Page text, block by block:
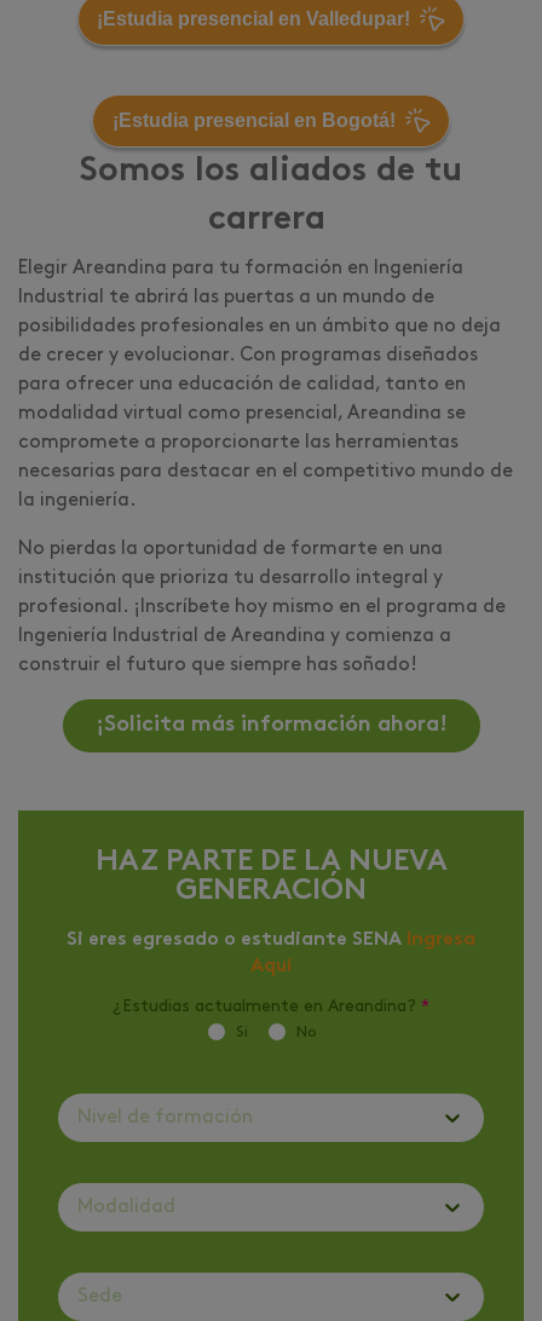
¡Estudia presencial en Valledupar!
¡Estudia presencial en Bogotá!
Somos los aliados de tu
carrera
Elegir Areandina para tu formación en Ingeniería
Industrial te abrirá las puertas a un mundo de
posibilidades profesionales en un ámbito que no deja
de crecer y evolucionar. Con programas diseñados
para ofrecer una educación de calidad, tanto en
modalidad virtual como presencial, Areandina se
compromete a proporcionarte las herramientas
necesarias para destacar en el competitivo mundo de
la ingeniería.
No pierdas la oportunidad de formarte en una
institución que prioriza tu desarrollo integral y
profesional. ¡Inscríbete hoy mismo en el programa de
Ingeniería Industrial de Areandina y comienza a
construir el futuro que siempre has soñado!
¡Solicita más información ahora!
HAZ PARTE DE LA NUEVA
GENERACIÓN
Si eres egresado o estudiante SENA Ingresa
Aquí
¿Estudias actualmente en Areandina? *
Si No
Nivel de formación
Modalidad
Sede